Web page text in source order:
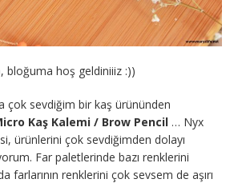
bloğuma hoş geldiniiiz :))
çok sevdiğim bir kaş ürününden
Kaş Kalemi / Brow Pencil … Nyx
ürünlerini çok sevdiğimden dolayı
Far paletlerinde bazı renklerini
renklerini çok sevsem de aşırı